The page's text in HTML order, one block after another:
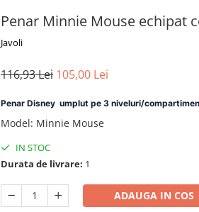
Penar Minnie Mouse echipat
Javoli
116,93 Lei 105,00 Lei
Penar Disney umplut pe 3 niveluri/
Model: Minnie Mouse
IN STOC
Durata de livrare: 1
ADAUGA IN COS